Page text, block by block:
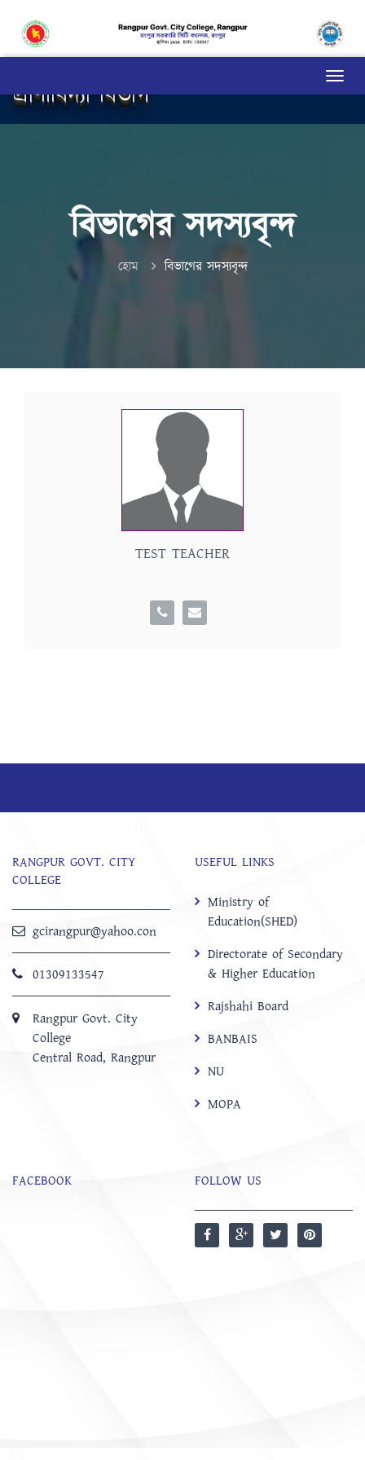
প্রাণীবিদ্যা বিভাগ
বিভাগের সদস্যবৃন্দ
হোম বিভাগের সদস্যবৃন্দ
TEST TEACHER
RANGPUR GOVT. CITY
COLLEGE
gcirangpur@yahoo.con
01309133547
Rangpur Govt. City
College
Central Road, Rangpur
USEFUL LINKS
Ministry of
Education(SHED)
Directorate of Secondary
& Higher Education
Rajshahi Board
BANBAIS
NU
MOPA
FACEBOOK FOLLOW US